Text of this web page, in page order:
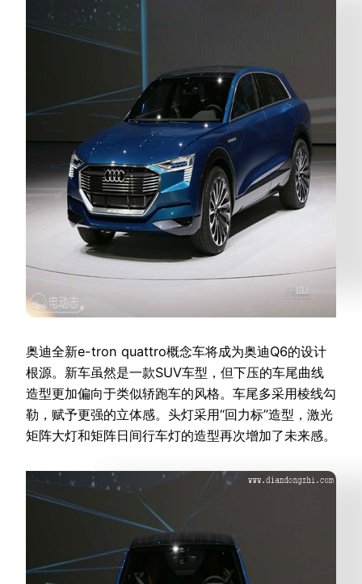
奥迪全新e-tron quattro概念车将成为奥迪Q6的设计
根源。新车虽然是一款SUV车型，但下压的车尾曲线
造型更加偏向于类似轿跑车的风格。车尾多采用棱线勾
勒，赋予更强的立体感。头灯采用“回力标”造型，激光
矩阵大灯和矩阵日间行车灯的造型再次增加了未来感。